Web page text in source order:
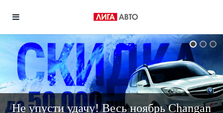
Не упусти удачу! Весь ноябрь Changan